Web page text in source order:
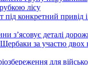
лісу
під конкретний привід
з’ясовує деталі
за участю двох
для